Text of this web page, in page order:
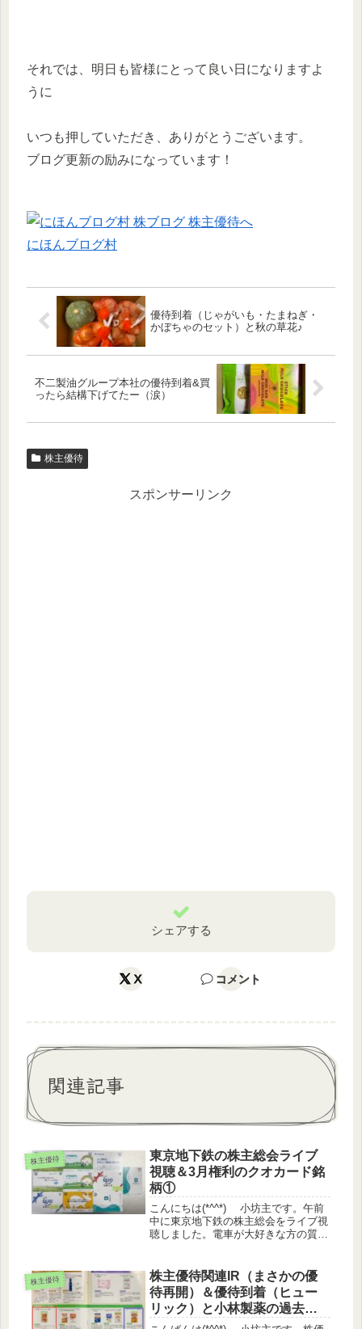
それでは、明日も皆様にとって良い日になりますよ
うに
いつも押していただき、ありがとうございます。
ブログ更新の励みになっています！
にほんブログ村
優待到着（じゃがいも・たまねぎ・
かぼちゃのセット）と秋の草花♪
不二製油グループ本社の優待到着&買
ったら結構下げてたー（涙）
株主優待
スポンサーリンク
シェアする
X コメント
関連記事
株主優待
東京地下鉄の株主総会ライブ
視聴＆3月権利のクオカード銘
柄①
こんにちは(*^^*) 小坊主です。午前
中に東京地下鉄の株主総会をライブ視
聴しました。電車が大好きな方の質問
じで驚きます。都営地下鉄とのサービ
ス一本化はぜひ進めていただき...
株主優待
株主優待関連IR（まさかの優
待再開）＆優待到着（ヒュー
リック）と小林製薬の過去の
優待品要チェックです！